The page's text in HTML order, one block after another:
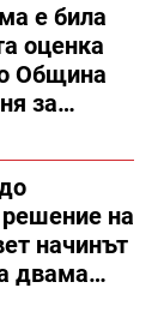
е била
оценка
Община
за
на
начинът
двама